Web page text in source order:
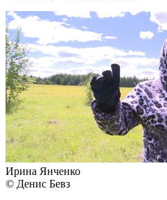
Ирина Янченко
© Денис Бевз